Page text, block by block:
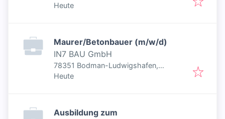
Deutschland
Veröffentlicht
Heute
Maurer/Betonbauer (m/w/d)
IN7 BAU GmbH
78351 Bodman-Ludwigshafen,
Deutschland
Veröffentlicht
Heute
Ausbildung zum